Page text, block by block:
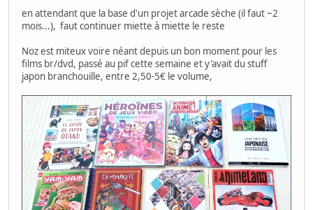
en attendant que la base d'un projet arcade sèche (il faut ~2
mois...), faut continuer miette à miette le reste
Noz est miteux voire néant depuis un bon moment pour les
films br/dvd, passé au pif cette semaine et y'avait du stuff
japon branchouille, entre 2,50-5€ le volume,